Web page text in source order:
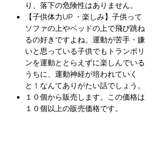
り、落下の危険性はありません。
【子供体力UP ・楽しみ】子供って
ソファの上やベッドの上で飛び跳ね
るの好きですよね。運動が苦手・嫌
いと思っている子供でもトランポリ
ンを運動ととらえずに楽しんでいる
うちに、運動神経が培われていく
と！なんてありがたい話でしょう。
１０個から販売します。この価格は
１０個以上の販売価格です。